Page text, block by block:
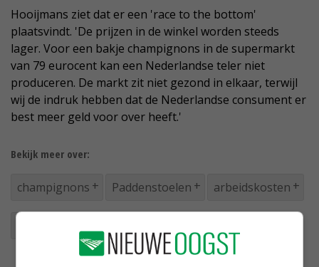
Hooijmans ziet dat er een 'race to the bottom'
plaatsvindt. 'De prijzen in de winkel worden steeds
lager. Voor een bakje champignons in de supermarkt
van 79 eurocent kan een Nederlandse teler niet
produceren. De markt zit niet gezond in elkaar, terwijl
wij de indruk hebben dat de Nederlandse consument er
best meer geld voor over heeft.'
Bekijk meer over:
champignons Paddenstoelen arbeidskosten